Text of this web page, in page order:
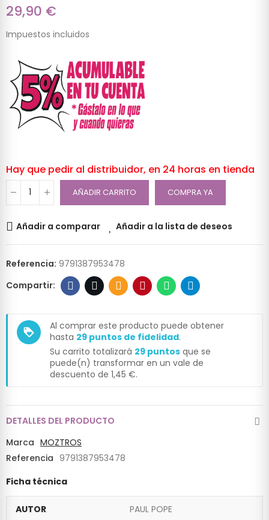
29,90 €
Impuestos incluidos
Hay que pedir al distribuidor, en 24 horas en tienda
AÑADIR CARRITO COMPRA YA
Añadir a comparar Añadir a la lista de deseos
Referencia: 9791387953478
loyalty
Al comprar este producto puede obtener
hasta 29 puntos de fidelidad.
Su carrito totalizará 29 puntos que se
puede(n) transformar en un vale de
descuento de 1,45 €.
DETALLES DEL PRODUCTO
Marca MOZTROS
Referencia 9791387953478
Ficha técnica
AUTOR PAUL POPE